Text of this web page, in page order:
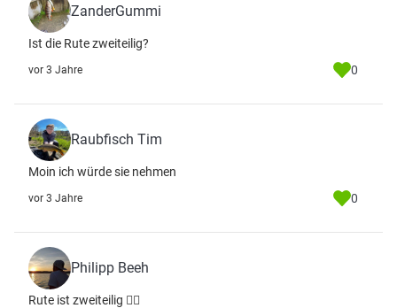
ZanderGummi
Ist die Rute zweiteilig?
vor 3 Jahre 0
Raubfisch Tim
Moin ich würde sie nehmen
vor 3 Jahre 0
Philipp Beeh
Rute ist zweiteilig 👍🏼